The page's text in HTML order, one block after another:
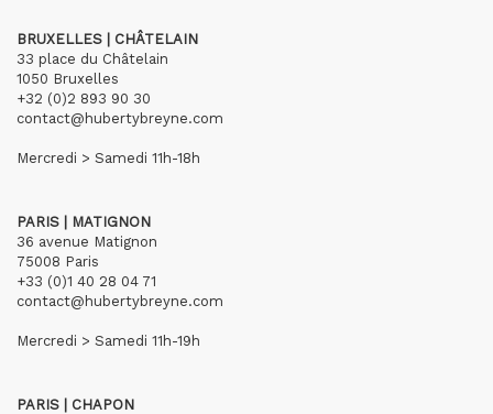
BRUXELLES | CHÂTELAIN
33 place du Châtelain
1050 Bruxelles
+32 (0)2 893 90 30
contact@hubertybreyne.com
Mercredi > Samedi 11h-18h
PARIS | MATIGNON
36 avenue Matignon
75008 Paris
+33 (0)1 40 28 04 71
contact@hubertybreyne.com
Mercredi > Samedi 11h-19h
PARIS | CHAPON